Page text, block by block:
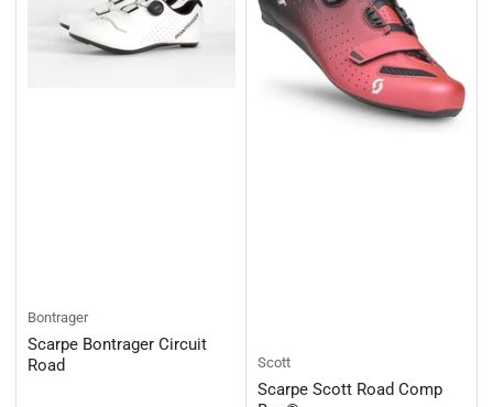
Bontrager
Scarpe Bontrager Circuit
Road
Scott
Scarpe Scott Road Comp